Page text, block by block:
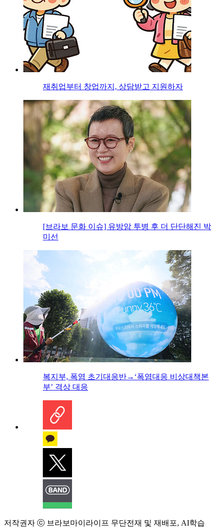
재취업부터 창업까지, 상담받고 지원하자
[브라보 문화 이슈] 유방암 투병 후 더 단단해진 박
미선
복지부, 폭염 초기대응반→‘폭염대응 비상대책본
부’ 격상 대응
저작권자 ⓒ 브라보마이라이프 무단전재 및 재배포, AI학습